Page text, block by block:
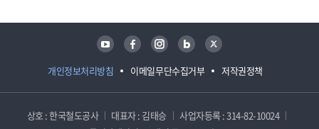
개인정보처리방침 이메일무단수집거부 저작권정책
유튜브 페이스북 인스타그램 블로그 트위터
상호 : 한국철도공사 대표자 : 김태승
사업자등록 : 314-82-10024